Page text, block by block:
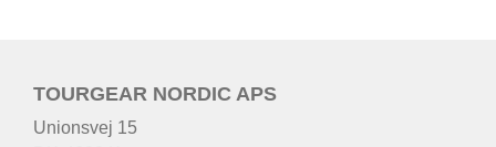
TOURGEAR NORDIC APS
Unionsvej 15